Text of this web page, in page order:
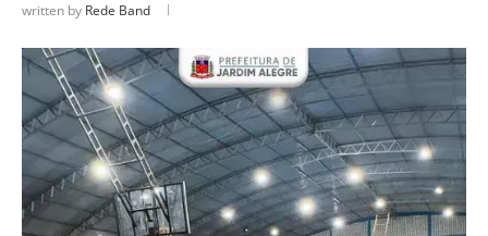
written by Rede Band